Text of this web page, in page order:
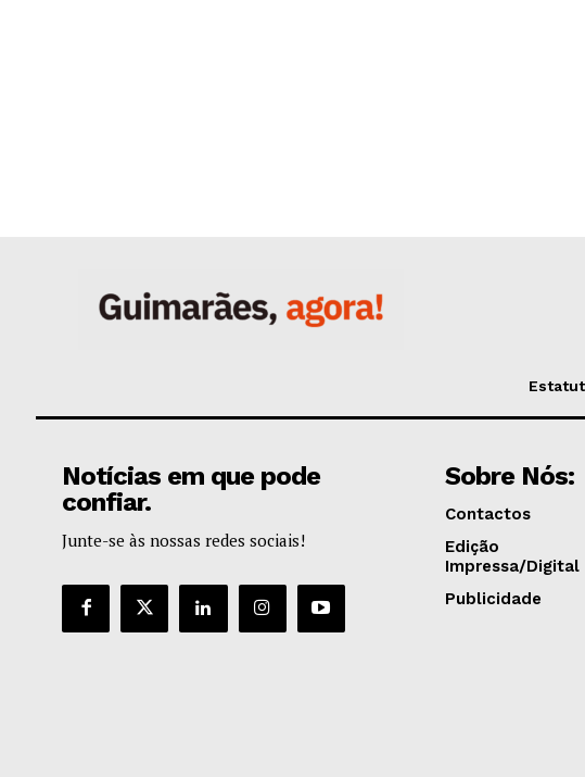
Notícias em que pode
confiar.
Junte-se às nossas redes sociais!
Sobre Nós:
Contactos
Edição
Impressa/Digital
Publicidade